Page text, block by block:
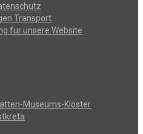
Transport
fur unsere Website
Museums-Klöster